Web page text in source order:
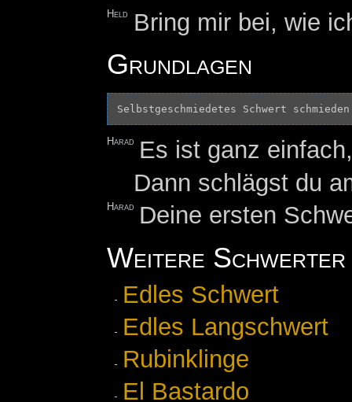
Held Bring mir bei, wie
Grundlagen
Harad
Es ist ganz
Dann schlägst du
Harad Deine ersten
Weitere Schwerter
Edles Schwert
Edles Langschwert
Rubinklinge
El Bastardo